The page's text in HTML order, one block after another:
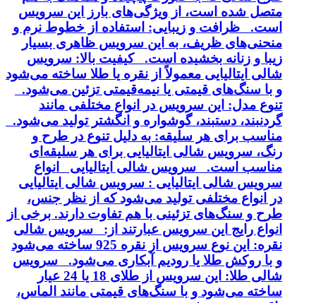
متصل شده است، از ویژگی‌های بارز این سرویس
است. ظرافت و زیبایی: استفاده از خطوط نرم و
منحنی‌های ظریف، به این سرویس ظاهری بسیار
زیبا و زنانه بخشیده است. کیفیت بالا: سرویس
شالی ایتالیایی معمولاً از نقره یا طلا ساخته می‌شود
و با سنگ‌های قیمتی یا نیمه‌قیمتی تزئین می‌شود.
تنوع مدل: این سرویس در انواع مختلفی مانند
گردنبند، دستبند، گوشواره و انگشتر تولید می‌شود.
مناسب برای هر سلیقه: به دلیل تنوع در طرح و
رنگ، سرویس شالی ایتالیایی برای هر سلیقه‌ای
مناسب است. سرویس شالی ایتالیایی انواع
سرویس شالی ایتالیایی : سرویس شالی ایتالیایی
در انواع مختلفی تولید می‌شود که از نظر جنس،
طرح و سنگ‌های تزئینی با هم تفاوت دارند. برخی از
انواع رایج این سرویس عبارتند از: سرویس شالی
نقره: این نوع سرویس از نقره 925 ساخته می‌شود
و با روکش طلا یا رودیم آبکاری می‌شود. سرویس
شالی طلا: این سرویس از طلای 18 یا 24 عیار
ساخته می‌شود و با سنگ‌های قیمتی مانند الماس،